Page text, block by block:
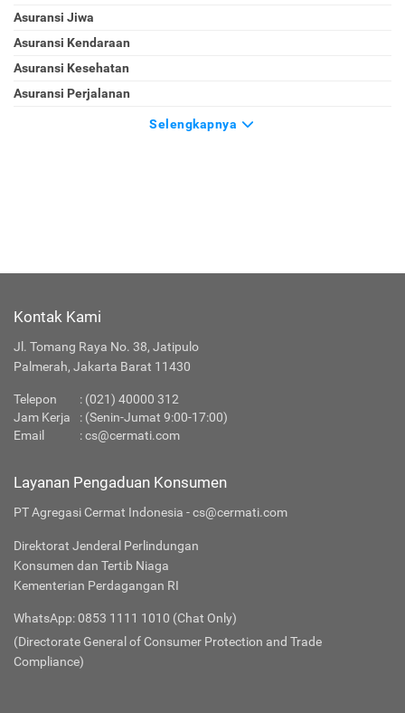
Asuransi Jiwa
Asuransi Kendaraan
Asuransi Kesehatan
Asuransi Perjalanan
Selengkapnya
Kontak Kami
Jl. Tomang Raya No. 38, Jatipulo
Palmerah, Jakarta Barat 11430
Telepon : (021) 40000 312
Jam Kerja
: (Senin-Jumat 9:00-17:00)
Email
:cs@cermati.com
Layanan Pengaduan Konsumen
PT Agregasi Cermat Indonesia - cs@cermati.com
Direktorat Jenderal Perlindungan
Konsumen dan Tertib Niaga
Kementerian Perdagangan RI
WhatsApp: 0853 1111 1010 (Chat Only)
(Directorate General of Consumer Protection and Trade
Compliance)